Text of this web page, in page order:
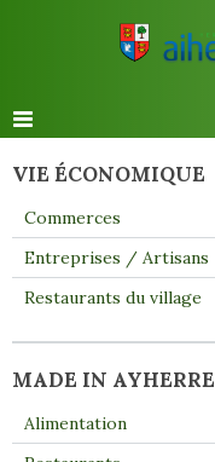
VIE ÉCONOMIQUE
Commerces
Entreprises / Artisans
Restaurants du village
MADE IN AYHERRE
Alimentation